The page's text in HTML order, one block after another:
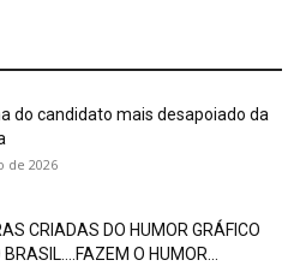
do candidato mais desapoiado da
de 2026
CRIADAS DO HUMOR GRÁFICO
BRASIL….FAZEM O HUMOR...